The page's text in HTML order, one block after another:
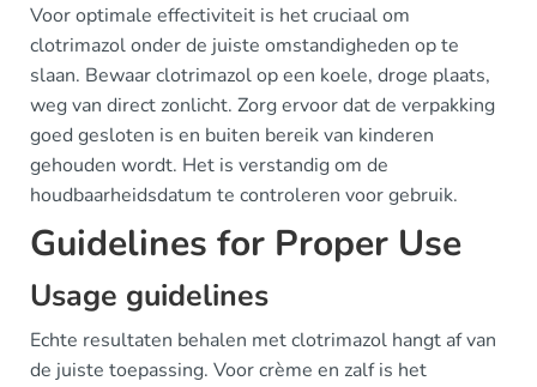
Voor optimale effectiviteit is het cruciaal om
clotrimazol onder de juiste omstandigheden op te
slaan. Bewaar clotrimazol op een koele, droge plaats,
weg van direct zonlicht. Zorg ervoor dat de verpakking
goed gesloten is en buiten bereik van kinderen
gehouden wordt. Het is verstandig om de
houdbaarheidsdatum te controleren voor gebruik.
Guidelines for Proper Use
Usage guidelines
Echte resultaten behalen met clotrimazol hangt af van
de juiste toepassing. Voor crème en zalf is het